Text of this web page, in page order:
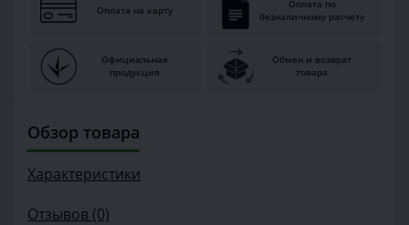
Оплата на карту
Оплата по
безналичному расчету
Официальная
продукция
Обмен и возврат
товара
Обзор товара
Характеристики
Отзывов (0)